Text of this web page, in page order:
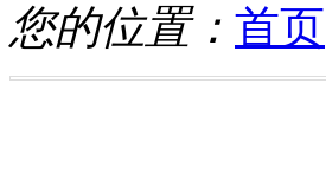
您的位置： 首页